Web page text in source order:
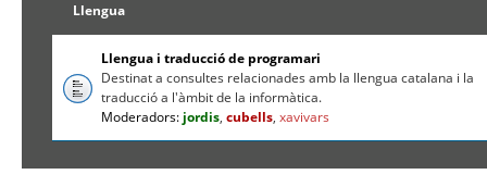
Llengua
Llengua i traducció de programari
Destinat a consultes relacionades amb la llengua catalana i la
traducció a l'àmbit de la informàtica.
Moderadors: jordis,cubells,xavivars